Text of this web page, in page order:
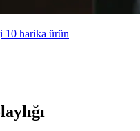
10 harika ürün